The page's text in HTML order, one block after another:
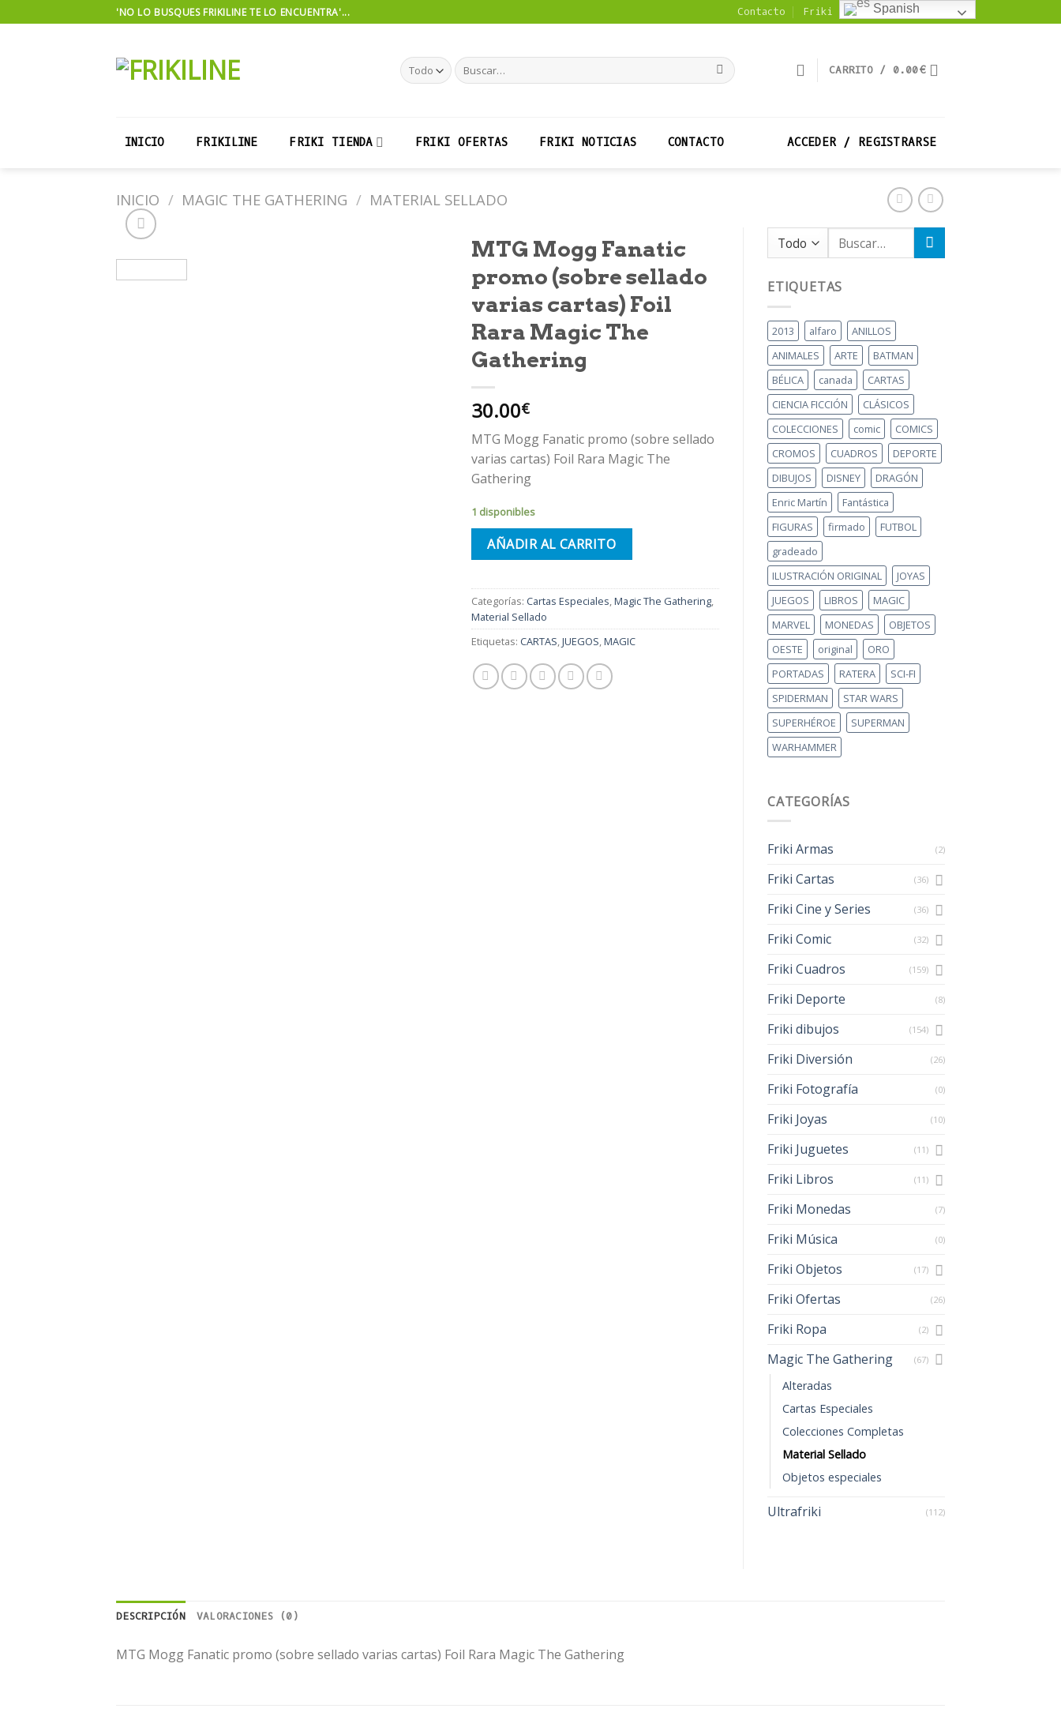
to
'NO LO BUSQUES FRIKILINE TE LO ENCUENTRA'... Contacto Friki Noticias
Buscar
por:
CARRITO / 0.00€
INICIO FRIKILINE FRIKI TIENDA FRIKI OFERTAS FRIKI NOTICIAS CONTACTO ACCEDER / REGISTRARSE
INICIO / MAGIC THE GATHERING / MATERIAL SELLADO
MTG Mogg Fanatic
promo (sobre sellado
varias cartas) Foil
Rara Magic The
Gathering
30.00€
MTG Mogg Fanatic promo (sobre sellado
varias cartas) Foil Rara Magic The
Gathering
1 disponibles
AÑADIR AL CARRITO
Categorías: Cartas Especiales,Magic The Gathering,
Material Sellado
Etiquetas: CARTAS,JUEGOS,MAGIC
Buscar
por:
ETIQUETAS
2013 alfaro
ANILLOS
ANIMALES
ARTE
BATMAN
BÉLICA
canada
CARTAS
CIENCIA FICCIÓN
CLÁSICOS
COLECCIONES
comic
COMICS
CROMOS
CUADROS
DEPORTE
DIBUJOS
DISNEY
DRAGÓN
Enric Martín
Fantástica
FIGURAS
firmado
FUTBOL
gradeado
ILUSTRACIÓN ORIGINAL
JOYAS
JUEGOS
LIBROS
MAGIC
MARVEL
MONEDAS
OBJETOS
OESTE
original
ORO
PORTADAS
RATERA
SCI-FI
SPIDERMAN
STAR WARS
SUPERHÉROE
SUPERMAN
WARHAMMER
CATEGORÍAS
Friki Armas (2)
Friki Cartas (36)
Friki Cine y Series (36)
Friki Comic (32)
Friki Cuadros (159)
Friki Deporte (8)
Friki dibujos (154)
Friki Diversión (26)
Friki Fotografía (0)
Friki Joyas (10)
Friki Juguetes (11)
Friki Libros (11)
Friki Monedas (7)
Friki Música (0)
Friki Objetos (17)
Friki Ofertas (26)
Friki Ropa (2)
Magic The Gathering (67)
Alteradas
Cartas Especiales
Colecciones Completas
Material Sellado
Objetos especiales
Ultrafriki (112)
DESCRIPCIÓN VALORACIONES (0)
MTG Mogg Fanatic promo (sobre sellado varias cartas) Foil Rara Magic The Gathering
Spanish